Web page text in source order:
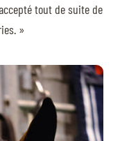
tout de suite de
»